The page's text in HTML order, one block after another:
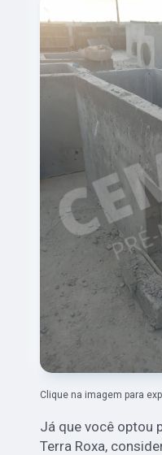
Clique na imagem para
Já que você optou
Terra Roxa,